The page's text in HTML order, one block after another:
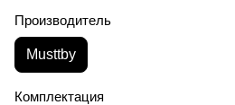
Производитель
Musttby
Комплектация